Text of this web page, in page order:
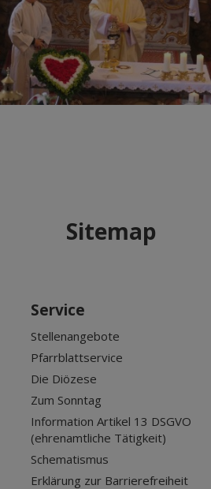
Sitemap
Service
Stellenangebote
Pfarrblattservice
Die Diözese
Zum Sonntag
Information Artikel 13 DSGVO
(ehrenamtliche Tätigkeit)
Schematismus
Erklärung zur Barrierefreiheit